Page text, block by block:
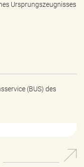
Ursprungszeugnisses
(BUS) des